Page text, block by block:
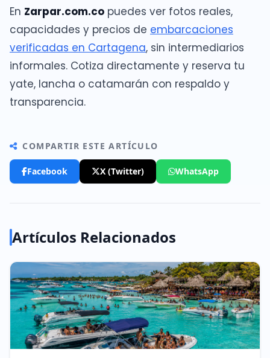
En Zarpar.com.co puedes ver fotos reales,
capacidades y precios de embarcaciones
verificadas en Cartagena, sin intermediarios
informales. Cotiza directamente y reserva tu
yate, lancha o catamarán con respaldo y
transparencia.
COMPARTIR ESTE ARTÍCULO
Facebook X (Twitter) WhatsApp
Artículos Relacionados